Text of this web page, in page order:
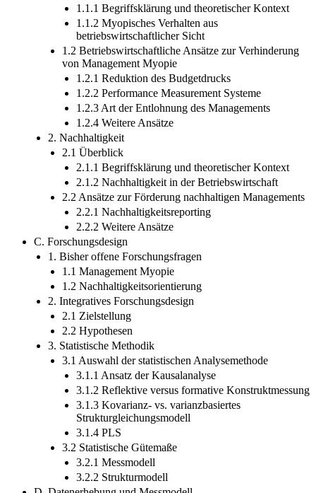
1.1.1 Begriffsklärung und theoretischer Kontext
1.1.2 Myopisches Verhalten aus
betriebswirtschaftlicher Sicht
1.2 Betriebswirtschaftliche Ansätze zur Verhinderung
von Management Myopie
1.2.1 Reduktion des Budgetdrucks
1.2.2 Performance Measurement Systeme
1.2.3 Art der Entlohnung des Managements
1.2.4 Weitere Ansätze
2. Nachhaltigkeit
2.1 Überblick
2.1.1 Begriffsklärung und theoretischer Kontext
2.1.2 Nachhaltigkeit in der Betriebswirtschaft
2.2 Ansätze zur Förderung nachhaltigen Managements
2.2.1 Nachhaltigkeitsreporting
2.2.2 Weitere Ansätze
C. Forschungsdesign
1. Bisher offene Forschungsfragen
1.1 Management Myopie
1.2 Nachhaltigkeitsorientierung
2. Integratives Forschungsdesign
2.1 Zielstellung
2.2 Hypothesen
3. Statistische Methodik
3.1 Auswahl der statistischen Analysemethode
3.1.1 Ansatz der Kausalanalyse
3.1.2 Reflektive versus formative Konstruktmessung
3.1.3 Kovarianz- vs. varianzbasiertes
Strukturgleichungsmodell
3.1.4 PLS
3.2 Statistische Gütemaße
3.2.1 Messmodell
3.2.2 Strukturmodell